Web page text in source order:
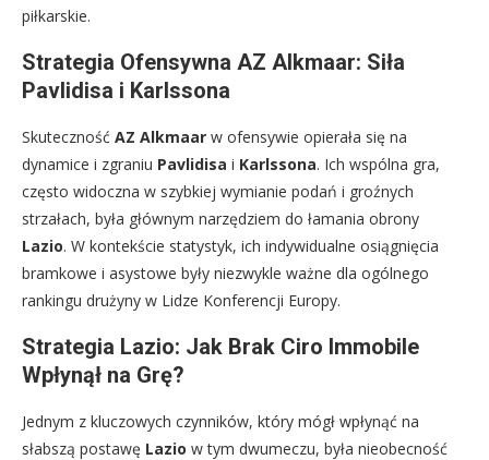
piłkarskie.
Strategia Ofensywna AZ Alkmaar: Siła
Pavlidisa i Karlssona
Skuteczność AZ Alkmaar w ofensywie opierała się na
dynamice i zgraniu Pavlidisa i Karlssona. Ich wspólna gra,
często widoczna w szybkiej wymianie podań i groźnych
strzałach, była głównym narzędziem do łamania obrony
Lazio. W kontekście statystyk, ich indywidualne osiągnięcia
bramkowe i asystowe były niezwykle ważne dla ogólnego
rankingu drużyny w Lidze Konferencji Europy.
Strategia Lazio: Jak Brak Ciro Immobile
Wpłynął na Grę?
Jednym z kluczowych czynników, który mógł wpłynąć na
słabszą postawę Lazio w tym dwumeczu, była nieobecność